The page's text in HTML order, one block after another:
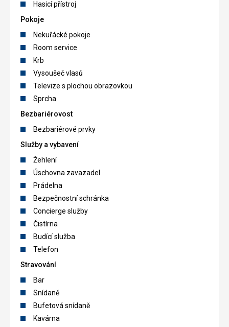
Hasicí přístroj
Pokoje
Nekuřácké pokoje
Room service
Krb
Vysoušeč vlasů
Televize s plochou obrazovkou
Sprcha
Bezbariérovost
Bezbariérové prvky
Služby a vybavení
Žehlení
Úschovna zavazadel
Prádelna
Bezpečnostní schránka
Concierge služby
Čistírna
Budící služba
Telefon
Stravování
Bar
Snídaně
Bufetová snídaně
Kavárna